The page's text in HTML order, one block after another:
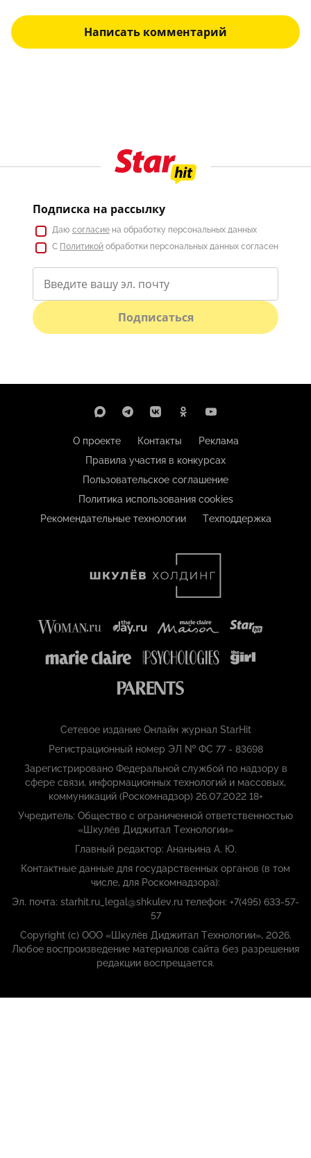
Написать комментарий
Подписка на рассылку
Даю согласие на обработку персональных данных
С Политикой обработки персональных данных согласен
Подписаться
О проекте Контакты
Реклама
Правила участия в конкурсах
Пользовательское соглашение
Политика использования cookies
Рекомендательные технологии
Техподдержка
Сетевое издание Онлайн журнал StarHit
Регистрационный номер ЭЛ № ФС 77 - 83698
Зарегистрировано Федеральной службой по надзору в
сфере связи, информационных технологий и массовых,
коммуникаций (Роскомнадзор) 26.07.2022 18+
Учредитель: Общество с ограниченной ответственностью
«Шкулёв Диджитал Технологии»
Главный редактор: Ананьина А. Ю.
Контактные данные для государственных органов (в том
числе, для Роскомнадзора):
Эл. почта: starhit.ru_legal@shkulev.ru телефон: +7(495) 633-57-
57
Copyright (с) ООО «Шкулёв Диджитал Технологии», 2026.
Любое воспроизведение материалов сайта без разрешения
редакции воспрещается.